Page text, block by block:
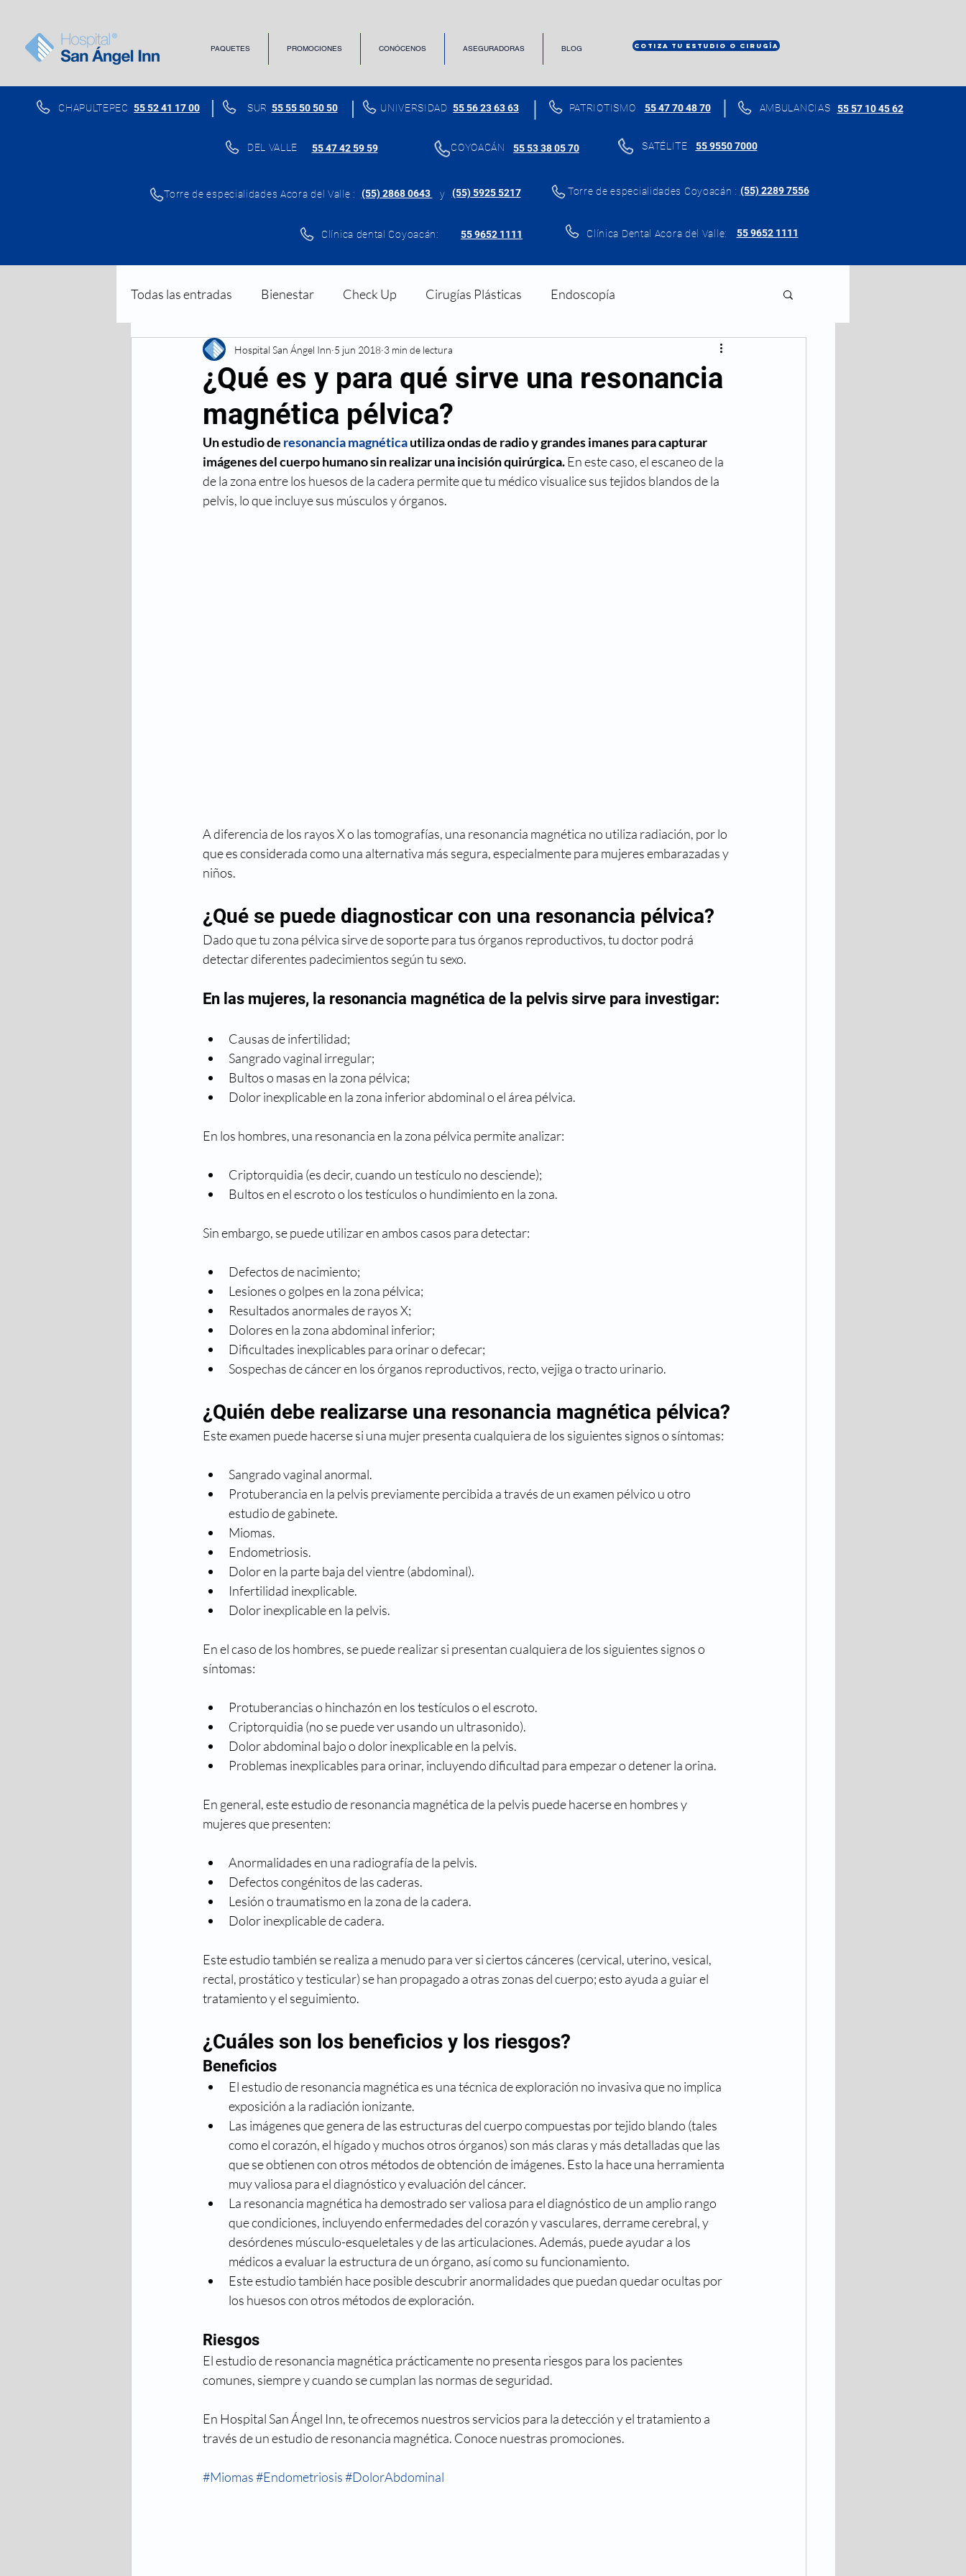
PAQUETES PROMOCIONES CONÓCENOS ASEGURADORAS BLOG COTIZA TU ESTUDIO O CIRUGÍA
CHAPULTEPEC 55 52 41 17 00 55 55 50 50 50
SUR UNIVERSIDAD 55 56 23 63 63 55 47 70 48 70
PATRIOTISMO AMBULANCIAS 55 57 10 45 62
DEL VALLE 55 47 42 59 59 COYOACÁN 55 53 38 05 70 SATÉLITE 55 9550 7000
Torre de especialidades Acora del Valle : (55) 2868 0643 y (55) 5925 5217 Torre de especialidades Coyoacán : (55) 2289 7556
Clínica dental Coyoacán: 55 9652 1111 Clínica Dental Acora del Valle: 55 9652 1111
Todas las entradas Bienestar Check Up Cirugías Plásticas Endoscopía
Enfermedades Digestivas Resonancia Magnética
Enfermedades Lesiones Deportivas Diabetes
Respiratorias Vacunas Cáncer Cesárea Cirugía Maternidad
¿Qué es y para qué sirve una resonancia
magnética pélvica?
Hospital San Ángel Inn 5 jun 2018 3 min de lectura
Un estudio de resonancia magnética utiliza ondas de radio y grandes imanes para capturar
imágenes del cuerpo humano sin realizar una incisión quirúrgica. En este caso, el escaneo de la
de la zona entre los huesos de la cadera permite que tu médico visualice sus tejidos blandos de la
pelvis, lo que incluye sus músculos y órganos.
A diferencia de los rayos X o las tomografías, una resonancia magnética no utiliza radiación, por lo
que es considerada como una alternativa más segura, especialmente para mujeres embarazadas y
niños.
¿Qué se puede diagnosticar con una resonancia pélvica?
Dado que tu zona pélvica sirve de soporte para tus órganos reproductivos, tu doctor podrá
detectar diferentes padecimientos según tu sexo.
En las mujeres, la resonancia magnética de la pelvis sirve para investigar:
Causas de infertilidad;
Sangrado vaginal irregular;
Bultos o masas en la zona pélvica;
Dolor inexplicable en la zona inferior abdominal o el área pélvica.
En los hombres, una resonancia en la zona pélvica permite analizar:
Criptorquidia (es decir, cuando un testículo no desciende);
Bultos en el escroto o los testículos o hundimiento en la zona.
Sin embargo, se puede utilizar en ambos casos para detectar:
Defectos de nacimiento;
Lesiones o golpes en la zona pélvica;
Resultados anormales de rayos X;
Dolores en la zona abdominal inferior;
Dificultades inexplicables para orinar o defecar;
Sospechas de cáncer en los órganos reproductivos, recto, vejiga o tracto urinario.
¿Quién debe realizarse una resonancia magnética pélvica?
Este examen puede hacerse si una mujer presenta cualquiera de los siguientes signos o síntomas:
Sangrado vaginal anormal.
Protuberancia en la pelvis previamente percibida a través de un examen pélvico u otro
estudio de gabinete.
Miomas.
Endometriosis.
Dolor en la parte baja del vientre (abdominal).
Infertilidad inexplicable.
Dolor inexplicable en la pelvis.
En el caso de los hombres, se puede realizar si presentan cualquiera de los siguientes signos o
síntomas:
Protuberancias o hinchazón en los testículos o el escroto.
Criptorquidia (no se puede ver usando un ultrasonido).
Dolor abdominal bajo o dolor inexplicable en la pelvis.
Problemas inexplicables para orinar, incluyendo dificultad para empezar o detener la orina.
En general, este estudio de resonancia magnética de la pelvis puede hacerse en hombres y
mujeres que presenten:
Anormalidades en una radiografía de la pelvis.
Defectos congénitos de las caderas.
Lesión o traumatismo en la zona de la cadera.
Dolor inexplicable de cadera.
Este estudio también se realiza a menudo para ver si ciertos cánceres (cervical, uterino, vesical,
rectal, prostático y testicular) se han propagado a otras zonas del cuerpo; esto ayuda a guiar el
tratamiento y el seguimiento.
¿Cuáles son los beneficios y los riesgos?
Beneficios
El estudio de resonancia magnética es una técnica de exploración no invasiva que no implica
exposición a la radiación ionizante.
Las imágenes que genera de las estructuras del cuerpo compuestas por tejido blando (tales
como el corazón, el hígado y muchos otros órganos) son más claras y más detalladas que las
que se obtienen con otros métodos de obtención de imágenes. Esto la hace una herramienta
muy valiosa para el diagnóstico y evaluación del cáncer.
La resonancia magnética ha demostrado ser valiosa para el diagnóstico de un amplio rango
que condiciones, incluyendo enfermedades del corazón y vasculares, derrame cerebral, y
desórdenes músculo-esqueletales y de las articulaciones. Además, puede ayudar a los
médicos a evaluar la estructura de un órgano, así como su funcionamiento.
Este estudio también hace posible descubrir anormalidades que puedan quedar ocultas por
los huesos con otros métodos de exploración.
Riesgos
El estudio de resonancia magnética prácticamente no presenta riesgos para los pacientes
comunes, siempre y cuando se cumplan las normas de seguridad.
En Hospital San Ángel Inn, te ofrecemos nuestros servicios para la detección y el tratamiento a
través de un estudio de resonancia magnética. Conoce nuestras promociones.
#Miomas#Endometriosis#DolorAbdominal